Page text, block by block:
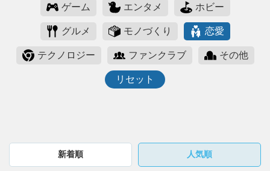
ゲーム エンタメ ホビー
グルメ モノづくり 恋愛
テクノロジー ファンクラブ その他
リセット
新着順 人気順